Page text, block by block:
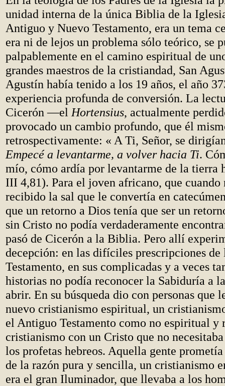
unidad interna de la única Biblia de la
Antiguo y Nuevo Testamento, era un tema
era ni de lejos un problema sólo teórico, se
palpablemente en el camino espiritual de
grandes maestros de la cristiandad, San
Agustín había tenido a los 19 años, el año
experiencia profunda de conversión. La
Cicerón —el Hortensius, actualmente
provocado un cambio profundo, que él
retrospectivamente: « A Ti, Señor, se
Empecé a levantarme, a volver hacia Ti.
mío, cómo ardía por levantarme de la tierra
III 4,81). Para el joven africano, que cuando
recibido la sal que le convertía en
que un retorno a Dios tenía que ser un
sin Cristo no podía verdaderamente
pasó de Cicerón a la Biblia. Pero allí
decepción: en las difíciles prescripciones
Testamento, en sus complicadas y a veces
historias no podía reconocer la Sabiduría a
abrir. En su búsqueda dio con personas que
nuevo cristianismo espiritual, un
el Antiguo Testamento como no espiritual y
cristianismo con un Cristo que no
los profetas hebreos. Aquella gente
de la razón pura y sencilla, un cristianismo
era el gran Iluminador, que llevaba a los